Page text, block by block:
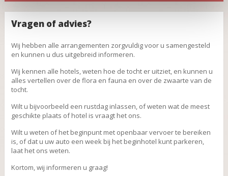
Vragen of advies?
Wij hebben alle arrangementen zorgvuldig voor u samengesteld
en kunnen u dus uitgebreid informeren.
Wij kennen alle hotels, weten hoe de tocht er uitziet, en kunnen u
alles vertellen over de flora en fauna en over de zwaarte van de
tocht.
Wilt u bijvoorbeeld een rustdag inlassen, of weten wat de meest
geschikte plaats of hotel is vraagt het ons.
Wilt u weten of het beginpunt met openbaar vervoer te bereiken
is, of dat u uw auto een week bij het beginhotel kunt parkeren,
laat het ons weten.
Kortom, wij informeren u graag!